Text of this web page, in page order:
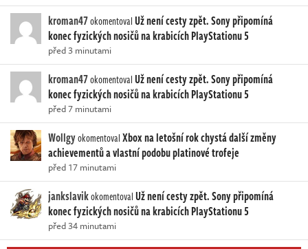
kroman47okomentovalUž není cesty zpět. Sony připomíná
konec fyzických nosičů na krabicích PlayStationu 5
před 3 minutami
kroman47okomentovalUž není cesty zpět. Sony připomíná
konec fyzických nosičů na krabicích PlayStationu 5
před 7 minutami
WollgyokomentovalXbox na letošní rok chystá další změny
achievementů a vlastní podobu platinové trofeje
před 17 minutami
jankslavikokomentovalUž není cesty zpět. Sony připomíná
konec fyzických nosičů na krabicích PlayStationu 5
před 34 minutami